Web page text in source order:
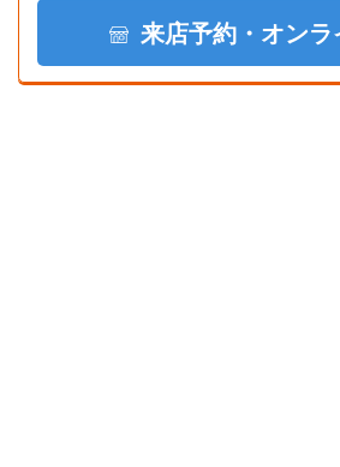
来店予約・オンラ